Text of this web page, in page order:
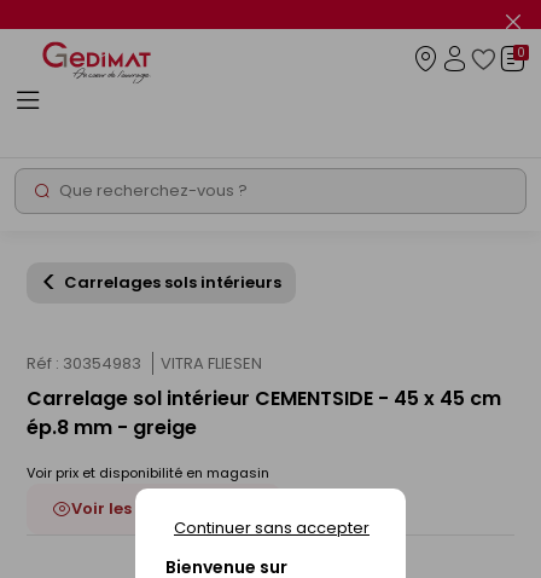
Bienvenue sur
Continuer sans accepter
le
info
Rechercher
0
Carrelages sols intérieurs
Réf : 30354983 VITRA FLIESEN
Carrelage sol intérieur CEMENTSIDE - 45 x 45 cm
ép.8 mm - greige
Voir prix et disponibilité en magasin
Voir les 3 déclinaisons